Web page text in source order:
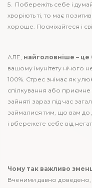
5. Побережіть себе і
хворіють ті, то має
хороше. Посміхайтеся і
АЛЕ, найголовніше – це
вашому імунітету нічого
100%. Стрес знімає як
спілкування або
зайняті зараз під час
займалися тим, що вам до
і вбережете себе від
Чому так важливо
Вченими давно